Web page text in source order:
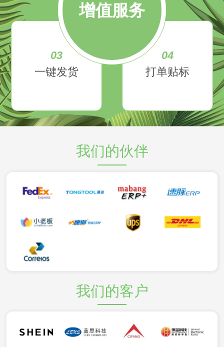
增值服务
03
一键发货
04
打单贴标
我们的伙伴
我们的客户